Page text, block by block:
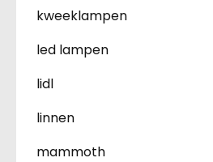
kweeklampen
led lampen
lidl
linnen
mammoth